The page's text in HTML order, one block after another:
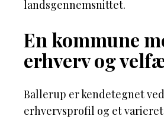
landsgennemsnittet.
En kommune
erhverv og
Ballerup er kendetegnet
erhvervsprofil og et